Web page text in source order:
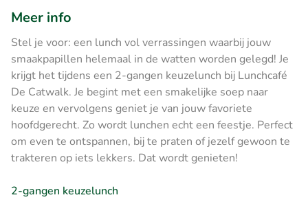
Meer info
Stel je voor: een lunch vol verrassingen waarbij jouw
smaakpapillen helemaal in de watten worden gelegd! Je
krijgt het tijdens een 2-gangen keuzelunch bij Lunchcafé
De Catwalk. Je begint met een smakelijke soep naar
keuze en vervolgens geniet je van jouw favoriete
hoofdgerecht. Zo wordt lunchen echt een feestje. Perfect
om even te ontspannen, bij te praten of jezelf gewoon te
trakteren op iets lekkers. Dat wordt genieten!
2-gangen keuzelunch